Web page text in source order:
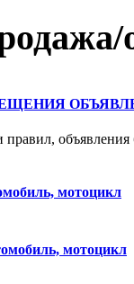
объявления
мотоцикл
мотоцикл